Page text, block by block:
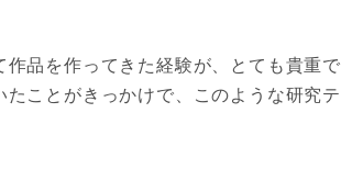
品を作ってきた経験が、とても貴重で
ことがきっかけで、このような研究テ